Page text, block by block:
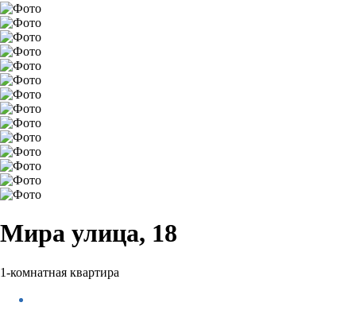
Мира улица, 18
1-комнатная квартира